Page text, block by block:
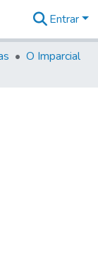
Entrar
O Imparcial